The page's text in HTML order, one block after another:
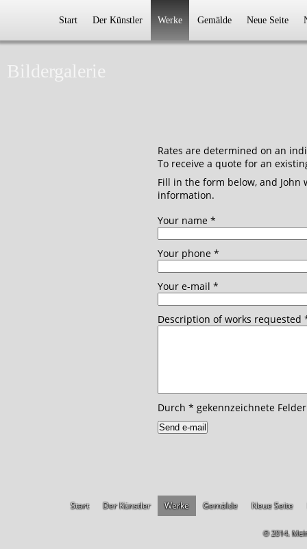
Start Der Künstler Werke Gemälde Neue Seite
Bildergalerie
Rates are determined on an
To receive a quote for an
Fill in the form below, and
information.
Your name *
Your phone *
Your e-mail *
Description of works requested
Durch * gekennzeichnete
Start Der Künstler Werke Gemälde Neue Seite
© 2014.